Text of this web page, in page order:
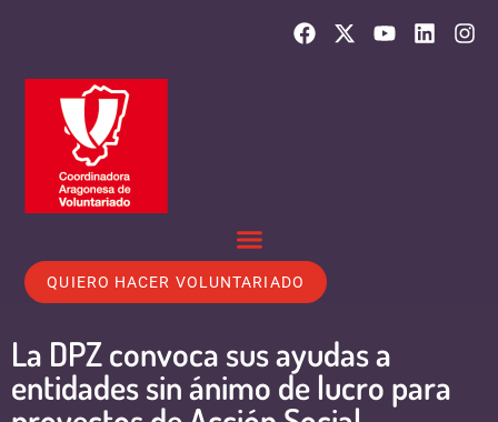
QUIERO HACER VOLUNTARIADO
La DPZ convoca sus ayudas a
entidades sin ánimo de lucro para